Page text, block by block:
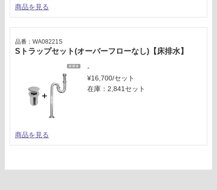
商品を見る
Sトラップセット(オーバーフローなし)【床排水】
品番：WA08221S
-
¥16,700/セット
在庫：2,841セット
商品を見る